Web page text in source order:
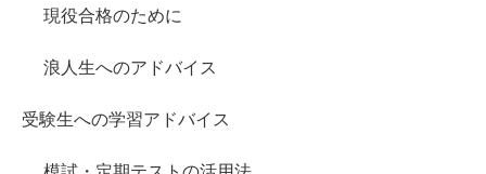
現役合格のために
浪人生へのアドバイス
受験生への学習アドバイス